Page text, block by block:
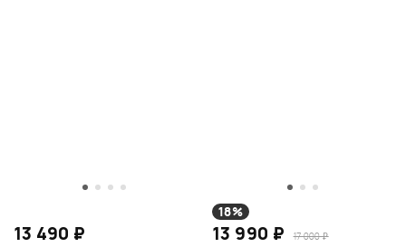
13 490 ₽
18%
13 990 ₽ 17 000 ₽